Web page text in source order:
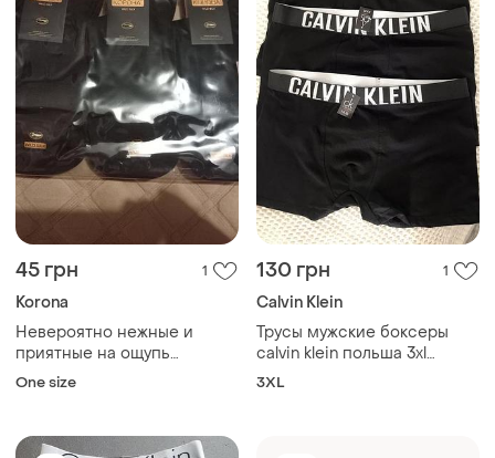
45 грн 1
Korona
Невероятно нежные и
приятные на ощупь
ароматизированные носки/
единственный размер 41-
One size
130 грн 1
Calvin Klein
Трусы мужские боксеры
calvin klein польша 3xl
черные
3XL